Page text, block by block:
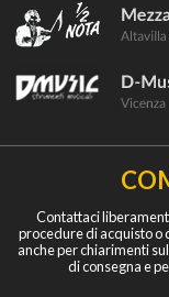
Contattaci
procedure di acquisto o
anche per chiarimenti
di consegna e